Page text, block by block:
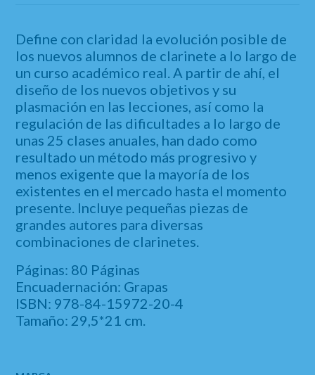
Define con claridad la evolución posible de
los nuevos alumnos de clarinete a lo largo de
un curso académico real. A partir de ahí, el
diseño de los nuevos objetivos y su
plasmación en las lecciones, así como la
regulación de las dificultades a lo largo de
unas 25 clases anuales, han dado como
resultado un método más progresivo y
menos exigente que la mayoría de los
existentes en el mercado hasta el momento
presente. Incluye pequeñas piezas de
grandes autores para diversas
combinaciones de clarinetes.
Páginas: 80 Páginas
Encuadernación: Grapas
ISBN: 978-84-15972-20-4
Tamaño: 29,5*21 cm.